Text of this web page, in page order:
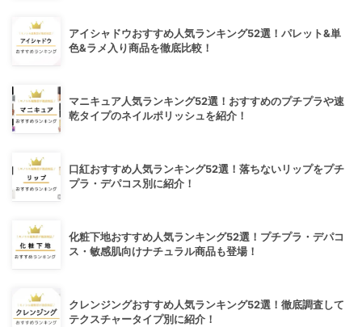
アイシャドウおすすめ人気ランキング52選！パレット&単
色&ラメ入り商品を徹底比較！
マニキュア人気ランキング52選！おすすめのプチプラや速
乾タイプのネイルポリッシュを紹介！
口紅おすすめ人気ランキング52選！落ちないリップをプチ
プラ・デパコス別に紹介！
化粧下地おすすめ人気ランキング52選！プチプラ・デパコ
ス・敏感肌向けナチュラル商品も登場！
クレンジングおすすめ人気ランキング52選！徹底調査して
テクスチャータイプ別に紹介！